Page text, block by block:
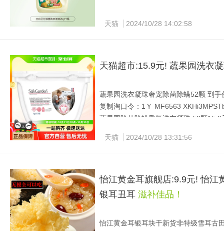
立白.卫仕除菌洗衣液 4斤39.9 不是简
天猫 2024/10/28 14:02:58
天猫超市:15.9元! 蔬果园洗衣
蔬果园洗衣凝珠奢宠除菌除螨52颗 到
复制淘口令：1￥ MF6563
蔬果园除菌除螨香氛洗衣凝珠 52颗15.9
天猫
2024/10/28 13:31:56
怡江黄金耳旗舰店:9.9元! 怡江
银耳丑耳 滋补佳品！
怡江黄金耳银耳块干新货非特级雪耳古